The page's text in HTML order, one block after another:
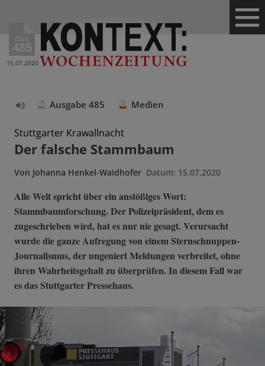
Ausg.
485
15.07.2020
vorlesen
Ausgabe 485 Medien
Stuttgarter Krawallnacht
Der falsche Stammbaum
Von Johanna Henkel-Waidhofer Datum: 15.07.2020
Alle Welt spricht über ein anstößiges Wort:
Stammbaumforschung. Der Polizeipräsident, dem es
zugeschrieben wird, hat es nur nie gesagt. Verursacht
wurde die ganze Aufregung von einem Sternschnuppen-
Journalismus, der ungeniert Meldungen verbreitet, ohne
ihren Wahrheitsgehalt zu überprüfen. In diesem Fall war
es das Stuttgarter Pressehaus.